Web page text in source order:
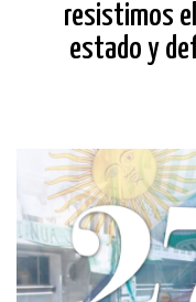
resistimos
estado y